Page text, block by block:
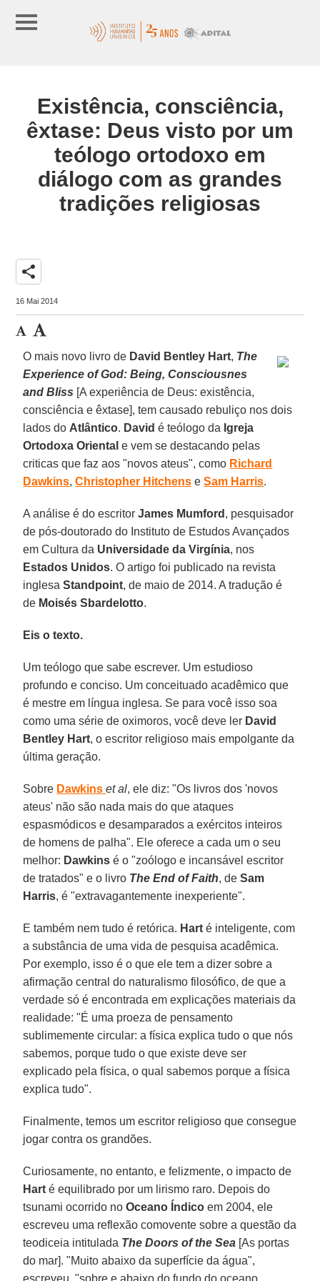
Existência, consciência,
êxtase: Deus visto por um
teólogo ortodoxo em
diálogo com as grandes
tradições religiosas
share
16 Mai 2014
O mais novo livro de David Bentley Hart, The
Experience of God: Being, Consciousnes
and Bliss [A experiência de Deus: existência,
consciência e êxtase], tem causado rebuliço nos dois
lados do Atlântico. David é teólogo da Igreja
Ortodoxa Oriental e vem se destacando pelas
criticas que faz aos "novos ateus", como Richard
Dawkins,Christopher Hitchens eSam Harris.
A análise é do escritorJames Mumford , pesquisador
de pós-doutorado do Instituto de Estudos Avançados
em Cultura da Universidade da Virgínia, nos
Estados Unidos. O artigo foi publicado na revista
inglesaStandpoint, de maio de 2014. A tradução é
de Moisés Sbardelotto.
Eis o texto.
Um teólogo que sabe escrever. Um estudioso
profundo e conciso. Um conceituado acadêmico que
é mestre em língua inglesa. Se para você isso soa
como uma série de oximoros, você deve ler David
Bentley Hart, o escritor religioso mais empolgante da
última geração.
Sobre Dawkinset al, ele diz: "Os livros dos 'novos
ateus' não são nada mais do que ataques
espasmódicos e desamparados a exércitos inteiros
de homens de palha". Ele oferece a cada um o seu
melhor: Dawkins é o "zoólogo e incansável escritor
de tratados" e o livro The End of Faith, deSam
Harris, é "extravagantemente inexperiente".
E também nem tudo é retórica. Hart é inteligente, com
a substância de uma vida de pesquisa acadêmica.
Por exemplo, isso é o que ele tem a dizer sobre a
afirmação central do naturalismo filosófico, de que a
verdade só é encontrada em explicações materiais da
realidade: "É uma proeza de pensamento
sublimemente circular: a física explica tudo o que nós
sabemos, porque tudo o que existe deve ser
explicado pela física, o qual sabemos porque a física
explica tudo".
Finalmente, temos um escritor religioso que consegue
jogar contra os grandões.
Curiosamente, no entanto, e felizmente, o impacto de
Hart é equilibrado por um lirismo raro. Depois do
tsunami ocorrido noOceano Índico em 2004, ele
escreveu uma reflexão comovente sobre a questão da
teodiceia intitulada The Doors of the Sea [As portas
do mar]. "Muito abaixo da superfície da água",
escreveu, "sobre e abaixo do fundo do oceano,